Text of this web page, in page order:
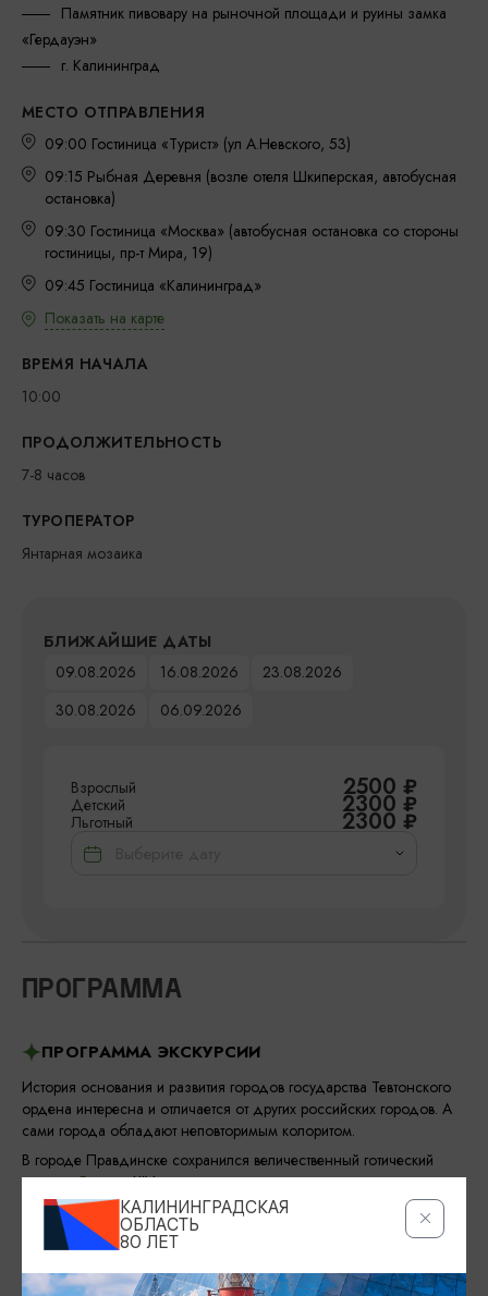
Памятник пивовару на рыночной площади и руины замка
«Гердауэн»
г. Калининград
МЕСТО ОТПРАВЛЕНИЯ
09:00 Гостиница «Турист» (ул А.Невского, 53)
09:15 Рыбная Деревня (возле отеля Шкиперская, автобусная
остановка)
09:30 Гостиница «Москва» (автобусная остановка со стороны
гостиницы, пр-т Мира, 19)
09:45 Гостиница «Калининград»
Показать на карте
ВРЕМЯ НАЧАЛА
10:00
ПРОДОЛЖИТЕЛЬНОСТЬ
7-8 часов
ТУРОПЕРАТОР
Янтарная мозаика
БЛИЖАЙШИЕ ДАТЫ
09.08.2026
16.08.2026
23.08.2026
30.08.2026
06.09.2026
Взрослый 2500 ₽
Детский 2300 ₽
Льготный 2300 ₽
ПРОГРАММА
ПРОГРАММА ЭКСКУРСИИ
История основания и развития городов государства Тевтонского
ордена интересна и отличается от других российских городов. А
сами города обладают неповторимым колоритом.
В городе Правдинске сохранился величественный готический
храм св. ГеоргияXIV века с потрясающими звёздчатыми сводами.
Рядом с храмом памятный знак в честь «Георгиевского креста» -
почётной награды царских времён, учреждённой после
Фридландского сражения (14 июня 1807 года). Об этом
сражении времён наполеоновских войн с участием русской армии
напоминают памятник намогиле героического генерала
КАЛИНИНГРАДСКАЯ
ОБЛАСТЬ
80 ЛЕТ